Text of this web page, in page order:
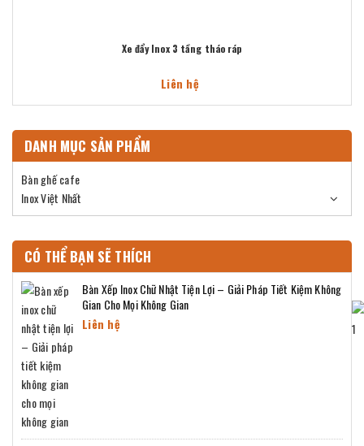
Xe đẩy Inox 3 tầng tháo ráp
Liên hệ
DANH MỤC SẢN PHẨM
Bàn ghế cafe
Inox Việt Nhất
CÓ THỂ BẠN SẼ THÍCH
Bàn Xếp Inox Chữ Nhật Tiện Lợi – Giải Pháp Tiết Kiệm Không
Gian Cho Mọi Không Gian
Liên hệ